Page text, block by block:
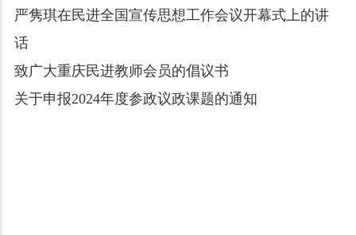
严隽琪在民进全国宣传思想工作会议开幕式上的讲
话
致广大重庆民进教师会员的倡议书
关于申报2024年度参政议政课题的通知